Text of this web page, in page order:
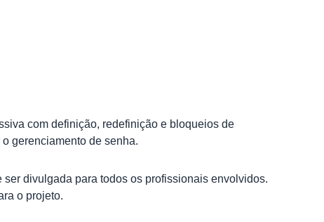
com definição, redefinição e bloqueios de
gerenciamento de senha.
divulgada para todos os profissionais envolvidos.
o projeto.